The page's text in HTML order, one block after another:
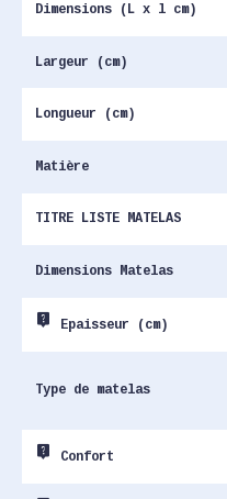
Dimensions (L x l cm)
Largeur (cm)
Longueur (cm)
Matière
TITRE LISTE MATELAS
Dimensions Matelas
live_help Epaisseur (cm)
Type de matelas
live_help Confort